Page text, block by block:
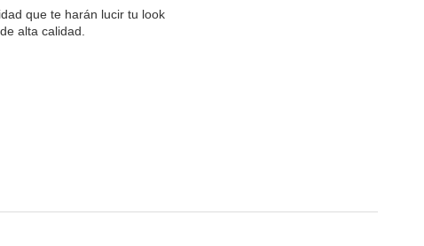
que te harán lucir tu look
alta calidad.